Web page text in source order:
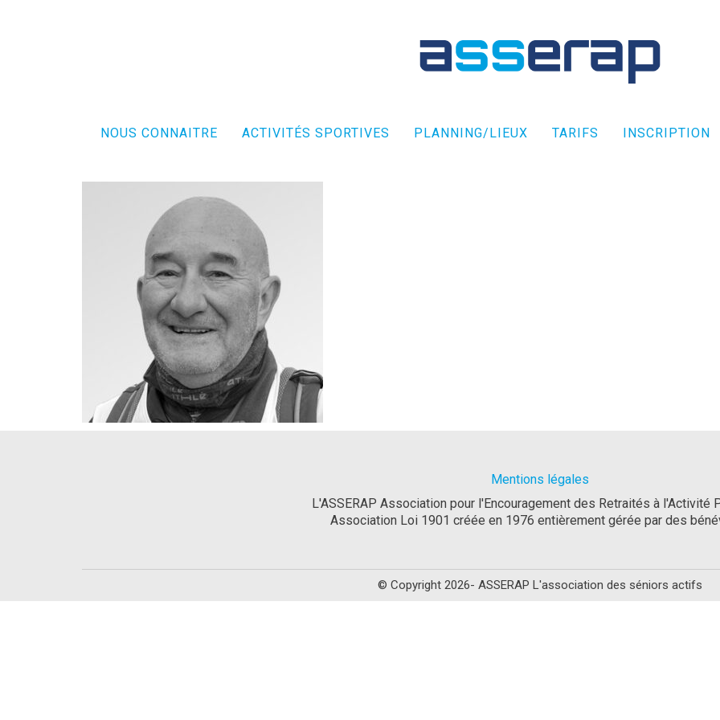
NOUS CONNAITRE ACTIVITÉS SPORTIVES PLANNING/LIEUX TARIFS INSCRIPTION
Mentions légales
L'ASSERAP Association pour l'Encouragement des Retraités à l'Activité
Association Loi 1901 créée en 1976 entièrement gérée par des
© Copyright 2026- ASSERAP L'association des séniors actifs